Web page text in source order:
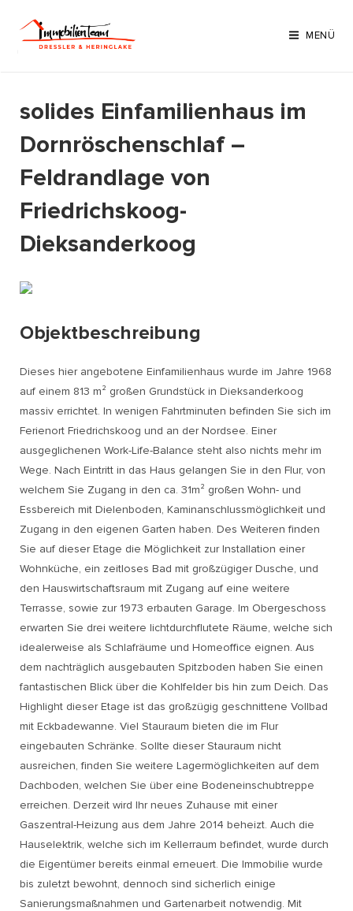
Inhalt
springen
MENÜ
solides Einfamilienhaus im
Dornröschenschlaf –
Feldrandlage von
Friedrichskoog-
Dieksanderkoog
Objektbeschreibung
Dieses hier angebotene Einfamilienhaus wurde im Jahre 1968
auf einem 813 m² großen Grundstück in Dieksanderkoog
massiv errichtet. In wenigen Fahrtminuten befinden Sie sich im
Ferienort Friedrichskoog und an der Nordsee. Einer
ausgeglichenen Work-Life-Balance steht also nichts mehr im
Wege. Nach Eintritt in das Haus gelangen Sie in den Flur, von
welchem Sie Zugang in den ca. 31m² großen Wohn- und
Essbereich mit Dielenboden, Kaminanschlussmöglichkeit und
Zugang in den eigenen Garten haben. Des Weiteren finden
Sie auf dieser Etage die Möglichkeit zur Installation einer
Wohnküche, ein zeitloses Bad mit großzügiger Dusche, und
den Hauswirtschaftsraum mit Zugang auf eine weitere
Terrasse, sowie zur 1973 erbauten Garage. Im Obergeschoss
erwarten Sie drei weitere lichtdurchflutete Räume, welche sich
idealerweise als Schlafräume und Homeoffice eignen. Aus
dem nachträglich ausgebauten Spitzboden haben Sie einen
fantastischen Blick über die Kohlfelder bis hin zum Deich. Das
Highlight dieser Etage ist das großzügig geschnittene Vollbad
mit Eckbadewanne. Viel Stauraum bieten die im Flur
eingebauten Schränke. Sollte dieser Stauraum nicht
ausreichen, finden Sie weitere Lagermöglichkeiten auf dem
Dachboden, welchen Sie über eine Bodeneinschubtreppe
erreichen. Derzeit wird Ihr neues Zuhause mit einer
Gaszentral-Heizung aus dem Jahre 2014 beheizt. Auch die
Hauselektrik, welche sich im Kellerraum befindet, wurde durch
die Eigentümer bereits einmal erneuert. Die Immobilie wurde
bis zuletzt bewohnt, dennoch sind sicherlich einige
Sanierungsmaßnahmen und Gartenarbeit notwendig. Mit